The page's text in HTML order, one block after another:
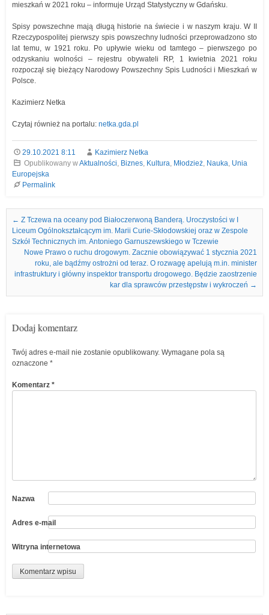
mieszkań w 2021 roku – informuje Urząd Statystyczny w Gdańsku.
Spisy powszechne mają długą historie na świecie i w naszym kraju. W II
Rzeczypospolitej pierwszy spis powszechny ludności przeprowadzono sto
lat temu, w 1921 roku. Po upływie wieku od tamtego – pierwszego po
odzyskaniu wolności – rejestru obywateli RP, 1 kwietnia 2021 roku
rozpoczął się bieżący Narodowy Powszechny Spis Ludności i Mieszkań w
Polsce.
Kazimierz Netka
Czytaj również na portalu: netka.gda.pl
29.10.2021 8:11
Kazimierz Netka
Opublikowany wAktualności, Biznes, Kultura, Młodzież, Nauka, Unia
Europejska
Permalink
Nawigacja we wpisach
← Z Tczewa na oceany pod Białoczerwoną Banderą. Uroczystości w I
Liceum Ogólnokształcącym im. Marii Curie-Skłodowskiej oraz w Zespole
Szkół Technicznych im. Antoniego Garnuszewskiego w Tczewie
Nowe Prawo o ruchu drogowym. Zacznie obowiązywać 1 stycznia 2021
roku, ale bądźmy ostrożni od teraz. O rozwagę apelują m.in. minister
infrastruktury i główny inspektor transportu drogowego. Będzie zaostrzenie
kar dla sprawców przestępstw i wykroczeń →
Dodaj komentarz
Twój adres e-mail nie zostanie opublikowany. Wymagane pola są
oznaczone *
Komentarz *
Nazwa
Adres e-mail
Witryna internetowa